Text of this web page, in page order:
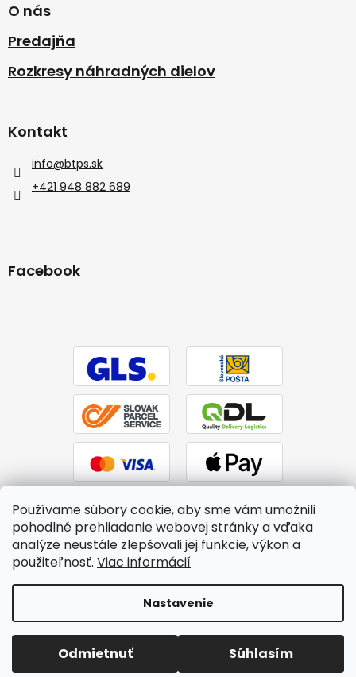
Používame súbory cookie, aby sme vám umožnili
pohodlné prehliadanie webovej stránky a vďaka
analýze neustále zlepšovali jej funkcie, výkon a
použiteľnosť. Viac informácií
Nastavenie
Odmietnuť Súhlasím
O nás
Predajňa
Rozkresy náhradných dielov
Kontakt
info@btps.sk
+421 948 882 689
Facebook
Copyright 2026BTPS.sk. Všetky práva vyhradené.Upraviť
nastavenie cookies